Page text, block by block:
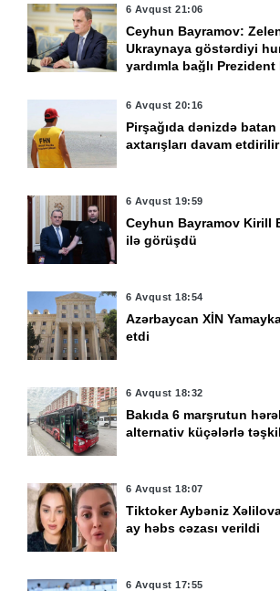
6 Avqust 21:06
Ceyhun Bayramov:
Ukraynaya göstərdiyi
yardımla bağlı Prezident
6 Avqust 20:16
Pirşağıda dənizdə
axtarışları davam etdirilir
6 Avqust 19:59
Ceyhun Bayramov Kirill
ilə görüşdü
6 Avqust 18:54
Azərbaycan XİN
etdi
6 Avqust 18:32
Bakıda 6 marşrutun
alternativ küçələrlə
6 Avqust 18:07
Tiktoker Aybəniz
ay həbs cəzası verildi
6 Avqust 17:55